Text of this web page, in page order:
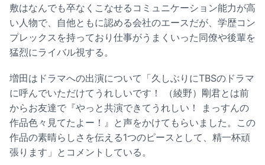
敷はなんでも卒なくこなせるコミュニケーション能力が高
い人物で、自他ともに認める会社のエースだが、学歴コン
プレックスを持っており仕事がうまくいった同僚や後輩を
猛烈にライバル視する。
増田はドラマへの出演について「久しぶりにTBSのドラマ
に呼んでいただけてうれしいです！ （綾野）剛君とは前
からお友達で『やっと共演できてうれしい！ まっすんの
作品色々見てたよー！』と声をかけてもらいました。この
作品の素晴らしさを伝える1つのピースとして、精一杯頑
張ります」とコメントしている。